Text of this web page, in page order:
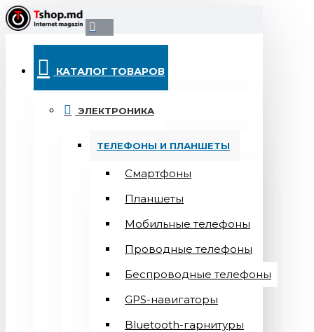
КАТАЛОГ ТОВАРОВ
ЭЛЕКТРОНИКА
ТЕЛЕФОНЫ И ПЛАНШЕТЫ
Смартфоны
Планшеты
Мобильные телефоны
Проводные телефоны
Беспроводные телефоны
GPS-навигаторы
Bluetooth-гарнитуры